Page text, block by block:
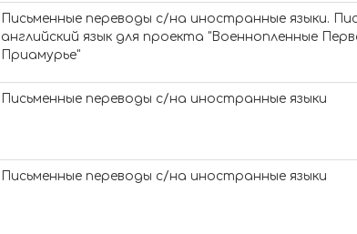
Письменные переводы с/на иностранные языки.
английский язык для проекта "Военнопленные
Приамурье"
Письменные переводы с/на иностранные языки
Письменные переводы с/на иностранные языки